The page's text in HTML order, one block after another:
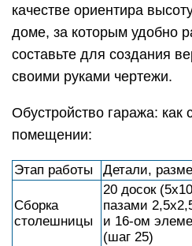
качестве ориентира
доме, за которым удобно
составьте для создания
своими руками чертежи.
Обустройство гаража: как
помещении:
Этап работы Детали,
Сборка
столешницы
20 досок
пазами
и 16-ом
(шаг 25)